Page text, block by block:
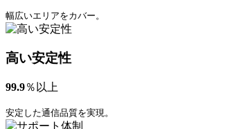
幅広いエリアをカバー。
高い安定性
99.9％以上
安定した通信品質を実現。